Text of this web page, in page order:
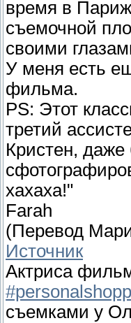
время в
съемочной
своими
У меня есть
фильма.
PS: Этот
третий
Кристен,
хахаха!"
Farah
(Перевод
Источник
Актриса
съемками у